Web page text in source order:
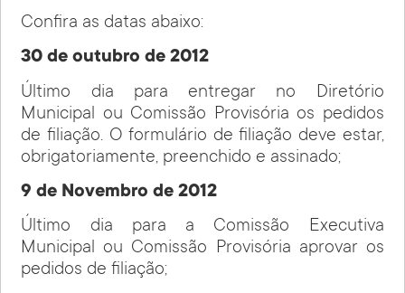
Confira as datas abaixo:
30 de outubro de 2012
Último dia para entregar no Diretório
Municipal ou Comissão Provisória os pedidos
de filiação. O formulário de filiação deve estar,
obrigatoriamente, preenchido e assinado;
9 de Novembro de 2012
Último dia para a Comissão Executiva
Municipal ou Comissão Provisória aprovar os
pedidos de filiação;